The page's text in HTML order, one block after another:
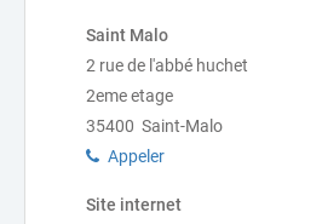
Saint Malo
2 rue de l'abbé huchet
2eme etage
35400 Saint-Malo
Appeler
Site internet